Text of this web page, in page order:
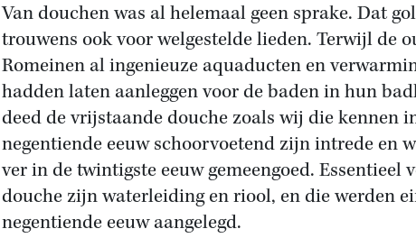
Van douchen was al helemaal geen sprake. Dat
trouwens ook voor welgestelde lieden. Terwijl de
Romeinen al ingenieuze aquaducten en
hadden laten aanleggen voor de baden in hun
deed de vrijstaande douche zoals wij die kennen
negentiende eeuw schoorvoetend zijn intrede en
ver in de twintigste eeuw gemeengoed. Essentieel
douche zijn waterleiding en riool, en die werden
negentiende eeuw aangelegd.